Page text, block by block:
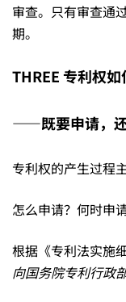
审查。只有审查通
期。
THREE专利权如
——既要申请，
专利权的产生过程
怎么申请？何时申
根据《专利法实施
向国务院专利行政